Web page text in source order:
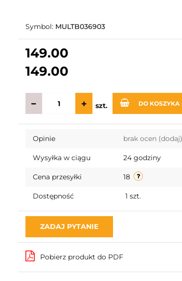
Symbol: MULTB036903
149.00
149.00
szt. DO KOSZYKA
Opinie brak ocen (dodaj)
Wysyłka w ciągu 24 godziny
Cena przesyłki 18
Dostępność 1 szt.
ZADAJ PYTANIE
Pobierz produkt do PDF